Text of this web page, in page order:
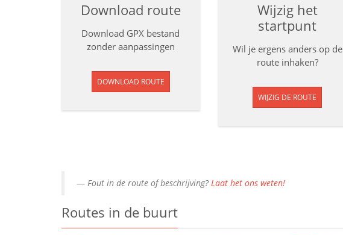
Download route
Download GPX bestand
zonder aanpassingen
DOWNLOAD ROUTE
Wijzig het
startpunt
Wil je ergens anders op de
route inhaken?
WIJZIG DE ROUTE
Fout in de route of beschrijving?Laat het ons weten!
Routes in de buurt